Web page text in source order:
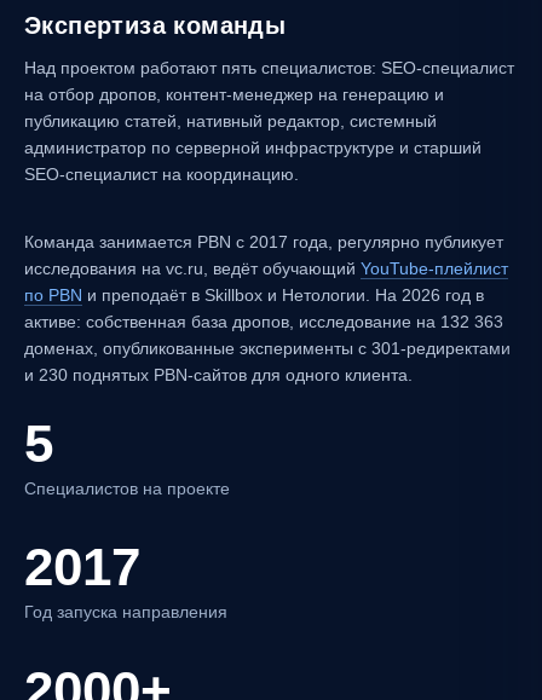
Экспертиза команды
Над проектом работают пять специалистов: SEO-специалист
на отбор дропов, контент-менеджер на генерацию и
публикацию статей, нативный редактор, системный
администратор по серверной инфраструктуре и старший
SEO-специалист на координацию.
Команда занимается PBN с 2017 года, регулярно публикует
исследования на vc.ru, ведёт обучающий YouTube-плейлист
по PBN и преподаёт в Skillbox и Нетологии. На 2026 год в
активе: собственная база дропов, исследование на 132 363
доменах, опубликованные эксперименты с 301-редиректами
и 230 поднятых PBN-сайтов для одного клиента.
5
Специалистов на проекте
2017
Год запуска направления